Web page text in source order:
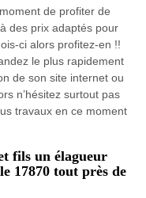
de profiter de
des prix adaptés pour
ci alors profitez-en !!
le plus rapidement
de son site internet ou
n’hésitez surtout pas
travaux en ce moment
fils un élagueur
17870 tout près de